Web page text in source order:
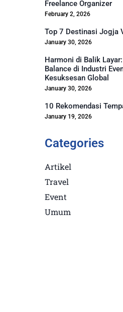
Freelance Organizer
February 2, 2026
Top 7 Destinasi Jogja
January 30, 2026
Harmoni di Balik
Balance di Industri
Kesuksesan Global
January 30, 2026
10 Rekomendasi
January 19, 2026
Categories
Artikel
Travel
Event
Umum